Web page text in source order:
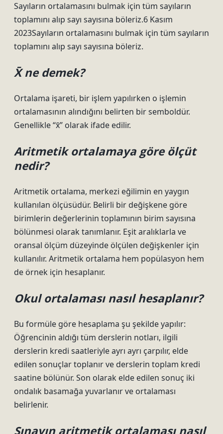
Sayıların ortalamasını bulmak için tüm sayıların
toplamını alıp sayı sayısına böleriz.6 Kasım
2023Sayıların ortalamasını bulmak için tüm sayıların
toplamını alıp sayı sayısına böleriz.
X̄ ne demek?
Ortalama işareti, bir işlem yapılırken o işlemin
ortalamasının alındığını belirten bir semboldür.
Genellikle “x̄” olarak ifade edilir.
Aritmetik ortalamaya göre ölçüt
nedir?
Aritmetik ortalama, merkezi eğilimin en yaygın
kullanılan ölçüsüdür. Belirli bir değişkene göre
birimlerin değerlerinin toplamının birim sayısına
bölünmesi olarak tanımlanır. Eşit aralıklarla ve
oransal ölçüm düzeyinde ölçülen değişkenler için
kullanılır. Aritmetik ortalama hem popülasyon hem
de örnek için hesaplanır.
Okul ortalaması nasıl hesaplanır?
Bu formüle göre hesaplama şu şekilde yapılır:
Öğrencinin aldığı tüm derslerin notları, ilgili
derslerin kredi saatleriyle ayrı ayrı çarpılır, elde
edilen sonuçlar toplanır ve derslerin toplam kredi
saatine bölünür. Son olarak elde edilen sonuç iki
ondalık basamağa yuvarlanır ve ortalaması
belirlenir.
Sınavın aritmetik ortalaması nasıl